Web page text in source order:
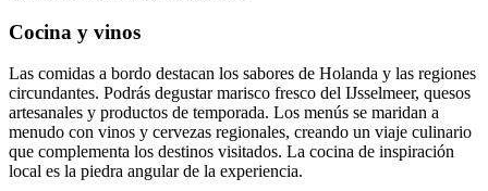
Cocina y vinos
Las comidas a bordo destacan los sabores de Holanda y las regiones
circundantes. Podrás degustar marisco fresco del IJsselmeer, quesos
artesanales y productos de temporada. Los menús se maridan a
menudo con vinos y cervezas regionales, creando un viaje culinario
que complementa los destinos visitados. La cocina de inspiración
local es la piedra angular de la experiencia.